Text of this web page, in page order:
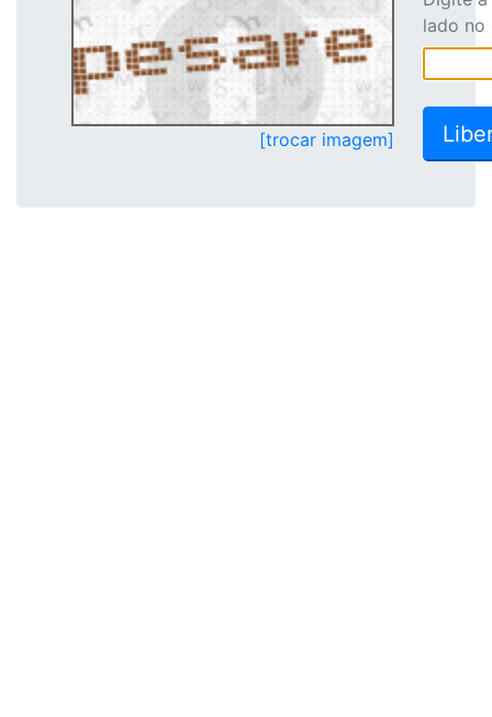
[trocar imagem]
lado no